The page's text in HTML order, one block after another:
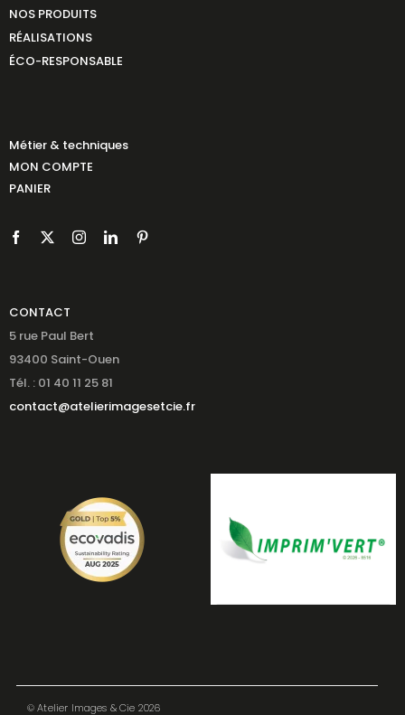
NOS PRODUITS
RÉALISATIONS
ÉCO-RESPONSABLE
Métier & techniques
MON COMPTE
PANIER
CONTACT
5 rue Paul Bert
93400 Saint-Ouen
Tél. : 01 40 11 25 81
contact@atelierimagesetcie.fr
© Atelier Images & Cie 2026